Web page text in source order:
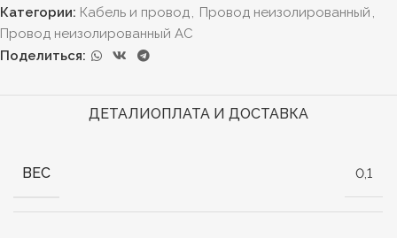
Категории: Кабель и провод, Провод неизолированный ,
Провод неизолированный АС
Поделиться:
ДЕТАЛИОПЛАТА И ДОСТАВКА
ВЕС 0,1